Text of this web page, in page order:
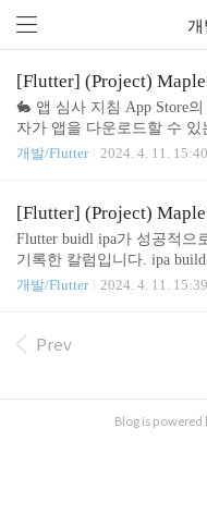
개
[Flutter] (Project)
🐇 앱 심사 지침 App Store
자가 앱을 다운로드할 수
가 성공할 수 있는 좋은 기
또한 각 앱에서 사용자 안전
있는 악성 코드 및 기타 소
인해 Apple의 플랫폼은 전
되었습니다. 앱 승인이 최
로세스를 지연시키거나 거
개발/Flutter 2024. 4. 11. 15:40
[Flutter] (Project)
Flutter buidl ipa가 성공적으
기록한 칼럼입니다. ipa
동하세요. ※ reference :
하고, 가격을 설정하고,
개발/Flutter 2024. 4. 11. 15:39
Prev
Blog is powered